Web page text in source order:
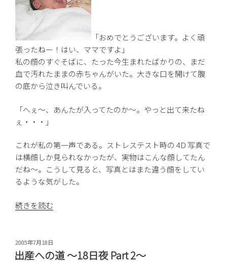
の
「おめでとうございます。よく頑
張ったねー！はい、ママですよ」
私の顔のすぐそばに、たった今生まれたばかりの、まだ
血で汚れたままの赤ちゃんがいた。大きな口を開けて腹
の底から泣き叫んでいる。
「へぇ〜、あんたが入ってたのか〜。やっと出て来たね
ぇ・・・」
これが私の第一声である。ストレステスト時の 4D 写真で
は横顔しか見られなかったが、実物はこんな顔してたん
だね〜。こうして見ると、写真とはまた違う顔をしてい
るような気がした。
“我
と
の
続きを読む
投
稿
日:
2005年7月18日
出産への道 〜18日夜 Part 2〜